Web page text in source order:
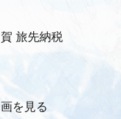
旅先納税
を見る